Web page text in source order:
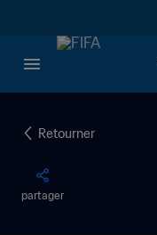
Retourner
partager